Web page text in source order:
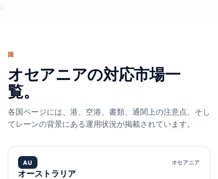
国
オセアニアの対応市場一
覧。
各国ページには、港、空港、書類、通関上の注意点、そし
てレーンの背景にある運用状況が掲載されています。
AU オセアニア
オーストラリア